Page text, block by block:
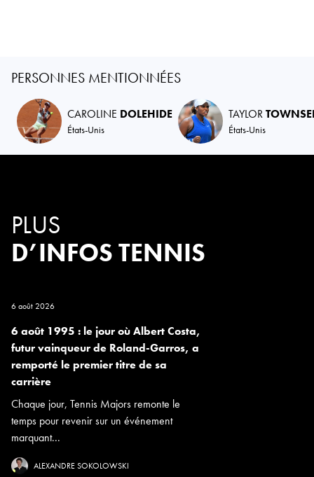
PERSONNES MENTIONNÉES
CAROLINE DOLEHIDE
États-Unis
TAYLOR
États-Unis
PLUS
D’INFOS TENNIS
6 août 2026
6 août 1995 : le jour où Albert Costa,
futur vainqueur de Roland-Garros, a
remporté le premier titre de sa
carrière
Chaque jour, Tennis Majors remonte le
temps pour revenir sur un événement
marquant...
ALEXANDRE SOKOLOWSKI